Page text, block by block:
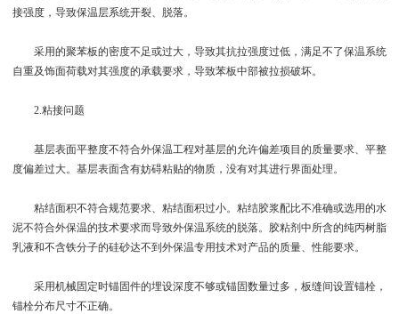
接强度，导致保温层系统开裂、脱落。
采用的聚苯板的密度不足或过大，导致其抗拉强度过低，满足不了保温系统
自重及饰面荷载对其强度的承载要求，导致苯板中部被拉损破坏。
2.粘接问题
基层表面平整度不符合外保温工程对基层的允许偏差项目的质量要求、平整
度偏差过大。基层表面含有妨碍粘贴的物质，没有对其进行界面处理。
粘结面积不符合规范要求、粘结面积过小。粘结胶浆配比不准确或选用的水
泥不符合外保温的技术要求而导致外保温系统的脱落。胶粘剂中所含的纯丙树脂
乳液和不含铁分子的硅砂达不到外保温专用技术对产品的质量、性能要求。
采用机械固定时锚固件的埋设深度不够或锚固数量过多，板缝间设置锚栓，
锚栓分布尺寸不正确。